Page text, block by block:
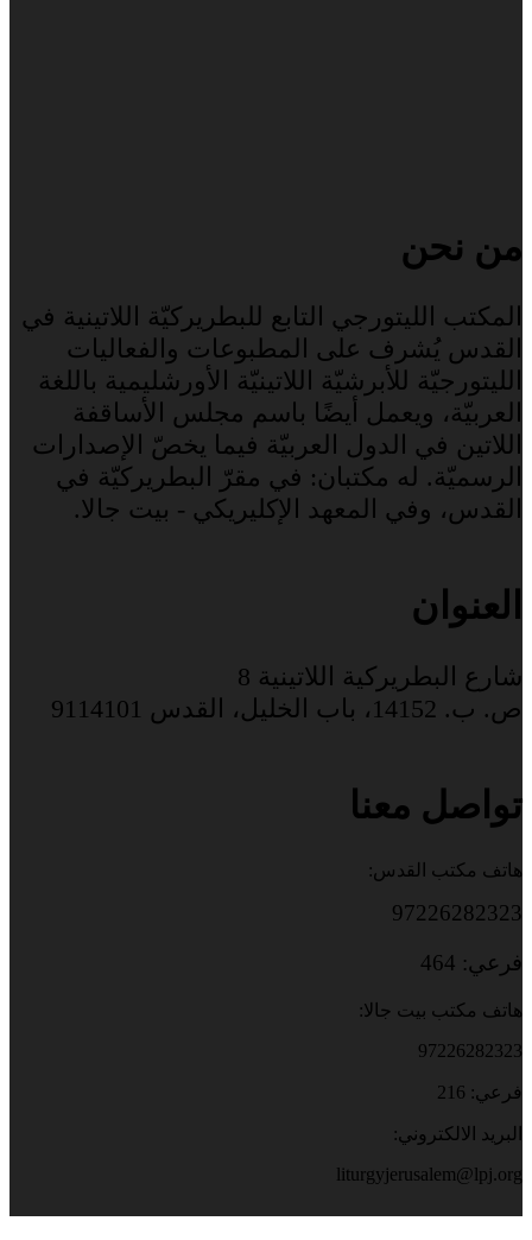
من نحن
المكتب الليتورجي التابع للبطريركيّة اللاتينية في
القدس يُشرف على المطبوعات والفعاليات
الليتورجيّة للأبرشيّة اللاتينيّة الأورشليمية باللغة
العربيّة، ويعمل أيضًا باسم مجلس الأساقفة
اللاتين في الدول العربيّة فيما يخصّ الإصدارات
الرسميّة. له مكتبان: في مقرّ البطريركيّة في
القدس، وفي المعهد الإكليريكي - بيت جالا.
العنوان
شارع البطريركية اللاتينية 8
ص. ب. 14152، باب الخليل، القدس 9114101
تواصل معنا
هاتف مكتب القدس:
97226282323
فرعي: 464
هاتف مكتب بيت جالا:
97226282323
فرعي: 216
البريد الالكتروني:
liturgyjerusalem@lpj.org